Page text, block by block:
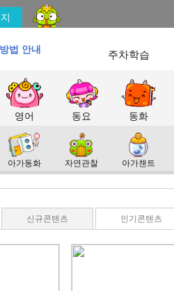
법 안내 주차학습
영어 동요 동화
아가동화 자연관찰 아가챈트
신규콘텐츠 인기콘텐츠